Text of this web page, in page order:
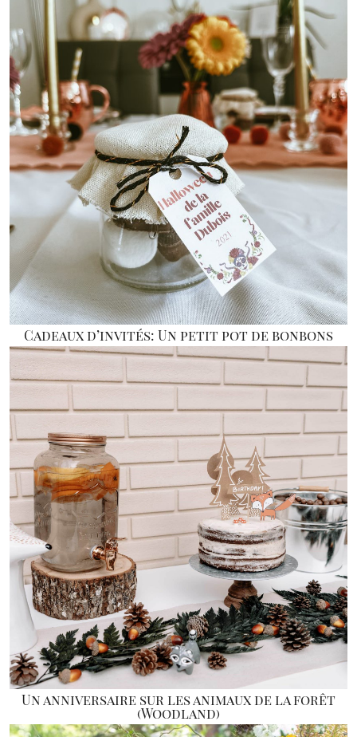
Cadeaux d’invités: Un petit pot de bonbons
Un anniversaire sur les animaux de la forêt
(Woodland)